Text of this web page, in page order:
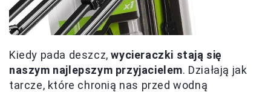
Kiedy pada deszcz,wycieraczki stają się
naszym najlepszym przyjacielem. Działają jak
tarcze, które chronią nas przed wodną